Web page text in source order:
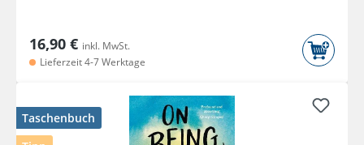
16,90 € inkl. MwSt.
Lieferzeit 4-7 Werktage
Taschenbuch